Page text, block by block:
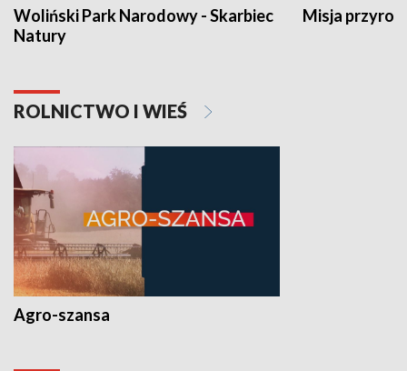
Woliński Park Narodowy - Skarbiec
Natury
Misja
ROLNICTWO I WIEŚ
Agro-szansa